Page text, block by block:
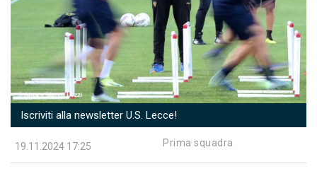
Iscriviti alla newsletter U.S. Lecce!
19.11.2024 17:25 Prima squadra